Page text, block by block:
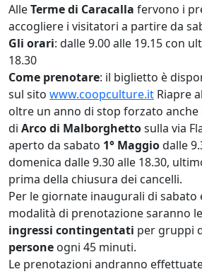
AlleTerme di Caracalla fervono i
accogliere i visitatori a partire da
Gli orari: dalle 9.00 alle 19.15 con
18.30
Come prenotare: il biglietto è
sul sito www.coopculture.it Riapre
oltre un anno di stop forzato
di Arco di Malborghettosulla via
aperto da sabato 1° Maggiodalle
domenica dalle 9.30 alle 18.30,
prima della chiusura dei cancelli.
Per le giornate inaugurali di sabato
modalità di prenotazione saranno
ingressi contingentati per gruppi
persone ogni 45 minuti.
Le prenotazioni andranno